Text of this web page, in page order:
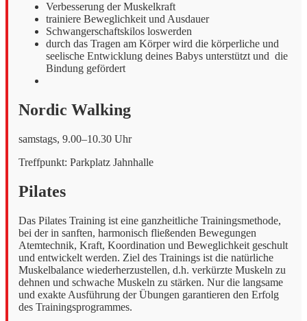
Verbesserung der Muskelkraft
trainiere Beweglichkeit und Ausdauer
Schwangerschaftskilos loswerden
durch das Tragen am Körper wird die körperliche und
seelische Entwicklung deines Babys unterstützt und die
Bindung gefördert
Nordic Walking
samstags, 9.00–10.30 Uhr
Treffpunkt: Parkplatz Jahnhalle
Pilates
Das Pilates Training ist eine ganzheitliche Trainingsmethode,
bei der in sanften, harmonisch fließenden Bewegungen
Atemtechnik, Kraft, Koordination und Beweglichkeit geschult
und entwickelt werden. Ziel des Trainings ist die natürliche
Muskelbalance wiederherzustellen, d.h. verkürzte Muskeln zu
dehnen und schwache Muskeln zu stärken. Nur die langsame
und exakte Ausführung der Übungen garantieren den Erfolg
des Trainingsprogrammes.